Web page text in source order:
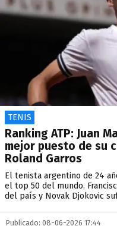
TENIS
Ranking ATP: Juan
mejor puesto de su
Roland Garros
El tenista argentino de 24
el top 50 del mundo.
del país y Novak Djokovic
Publicado: 08-06-2026 17:44